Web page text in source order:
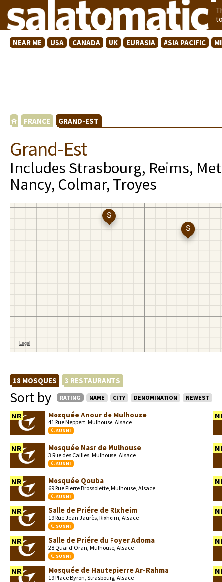
NEAR ME USA CANADA UK EURASIA ASIA PACIFIC
FRANCE GRAND-EST
Grand-Est
Includes Strasbourg, Reims,
Nancy, Colmar, Troyes
18 MOSQUES 3 RESTAURANTS
Sort by RATING NAME CITY DENOMINATION NEWEST
NR Mosquée Anour de Mulhouse
41 Rue Neppert, Mulhouse, Alsace
SUNNI
NR Mosquée Nasr de Mulhouse
3 Rue des Cailles, Mulhouse, Alsace
SUNNI
NR Mosquée Qouba
69 Rue Pierre Brossolette, Mulhouse, Alsace
SUNNI
NR Salle de Priére de RIxheim
19 Rue Jean Jaurès, Rixheim, Alsace
SUNNI
NR Salle de Priére du Foyer Adoma
28 Quai d'Oran, Mulhouse, Alsace
SUNNI
NR Mosquée de Hautepierre Ar-Rahma
19 Place Byron, Strasbourg, Alsace